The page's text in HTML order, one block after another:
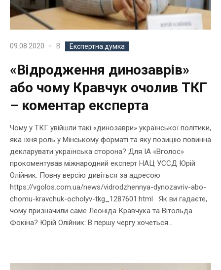
09.08.2020 В Експертна думка
«Відродження динозаврів»
або чому Кравчук очолив ТКГ
– коментар експерта
Чому у ТКГ увійшли такі «динозаври» української політики,
яка їхня роль у Мінському форматі та яку позицію повинна
декларувати українська сторона? Для ІА «Вголос»
прокоментував міжнародний експерт НАЦ УССД Юрій
Олійник. Повну версію дивіться за адресою
https://vgolos.com.ua/news/vidrodzhennya-dynozavriv-abo-
chomu-kravchuk-ocholyv-tkg_1287601.html Як ви гадаєте,
чому призначили саме Леоніда Кравчука та Вітольда
Фокіна? Юрій Олійник: В першу чергу хочеться...